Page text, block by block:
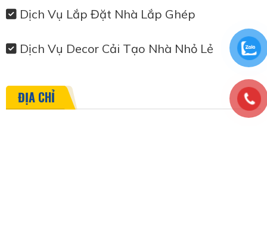
Dịch Vụ Lắp Đặt Nhà Lắp Ghép
Dịch Vụ Decor Cải Tạo Nhà Nhỏ Lẻ
ĐỊA CHỈ